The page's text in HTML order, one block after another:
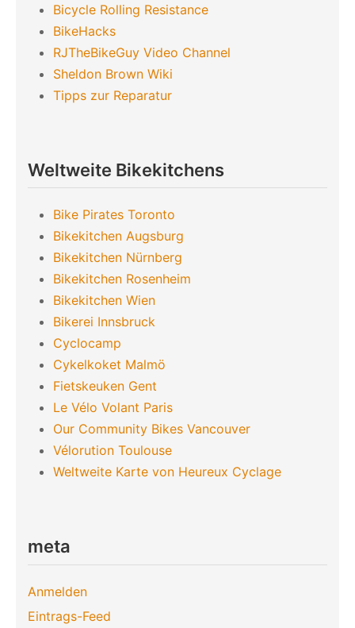
Bicycle Rolling Resistance
BikeHacks
RJTheBikeGuy Video Channel
Sheldon Brown Wiki
Tipps zur Reparatur
Weltweite Bikekitchens
Bike Pirates Toronto
Bikekitchen Augsburg
Bikekitchen Nürnberg
Bikekitchen Rosenheim
Bikekitchen Wien
Bikerei Innsbruck
Cyclocamp
Cykelkoket Malmö
Fietskeuken Gent
Le Vélo Volant Paris
Our Community Bikes Vancouver
Vélorution Toulouse
Weltweite Karte von Heureux Cyclage
meta
Anmelden
Eintrags-Feed